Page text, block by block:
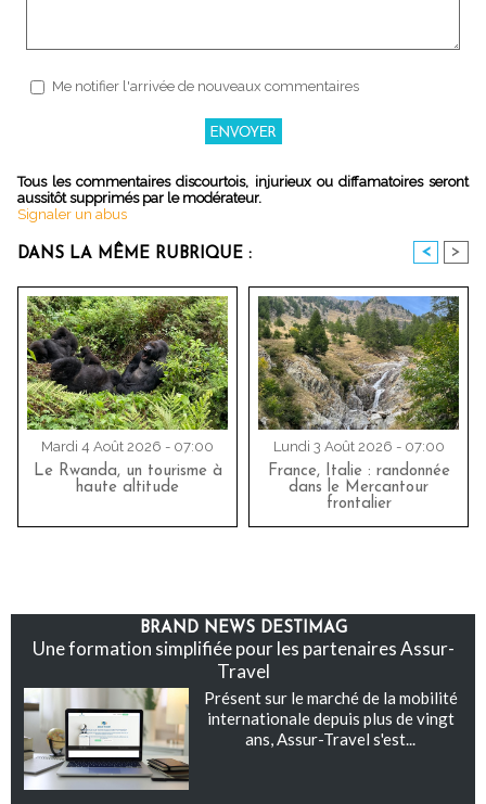
Me notifier l'arrivée de nouveaux commentaires
Tous les commentaires discourtois, injurieux ou diffamatoires seront
aussitôt supprimés par le modérateur.
Signaler un abus
DANS LA MÊME RUBRIQUE : < >
Mardi 4 Août 2026 - 07:00
Le Rwanda, un tourisme à
haute altitude
Lundi 3 Août 2026 - 07:00
France, Italie : randonnée
dans le Mercantour
frontalier
BRAND NEWS DESTIMAG
Une formation simplifiée pour les partenaires Assur-
Travel
Présent sur le marché de la mobilité
internationale depuis plus de vingt
ans, Assur-Travel s'est...